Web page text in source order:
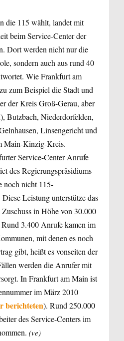
die 115 wählt, landet mit
beim Service-Center der
Dort werden nicht nur die
sondern auch aus rund 40
Wie Frankfurt am
zum Beispiel die Stadt und
der Kreis Groß-Gerau, aber
Butzbach, Niederdorfelden,
Linsengericht und
Main-Kinzig-Kreis.
Service-Center Anrufe
des Regierungspräsidiums
noch nicht 115-
Leistung unterstütze das
in Höhe von 30.000
3.400 Anrufe kamen im
mit denen es noch
gibt, heißt es vonseiten der
werden die Anrufer mit
In Frankfurt am Main ist
im März 2010
berichteten). Rund 250.000
des Service-Centers im
(ve)